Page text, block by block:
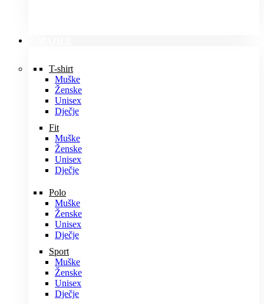
T-shirt
Muške
Ženske
Unisex
Dječje
Fit
Muške
Ženske
Unisex
Dječje
Polo
Muške
Ženske
Unisex
Dječje
Sport
Muške
Ženske
Unisex
Dječje